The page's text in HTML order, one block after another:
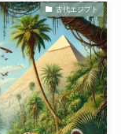
古代エジプト